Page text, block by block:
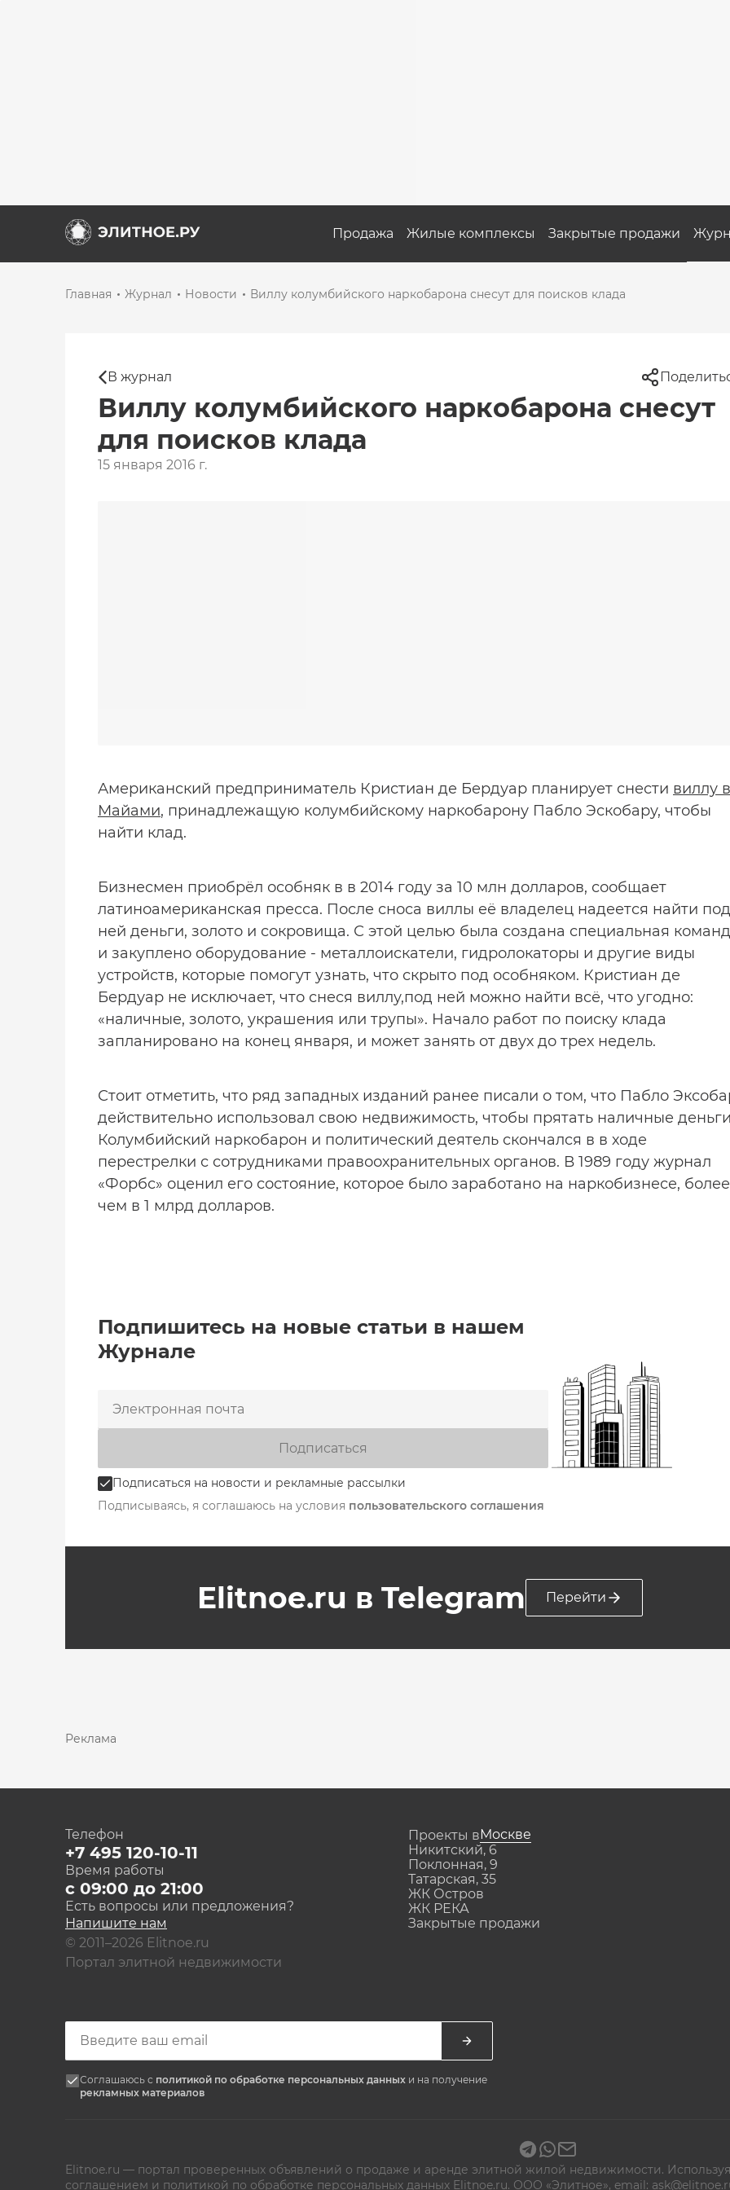
Продажа Жилые комплексы Закрытые продажи
Главная Журнал Новости Виллу колумбийского наркобарона снесут для поисков клада
В журнал
Виллу колумбийского наркобарона снесут
для поисков клада
15 января 2016 г.
Американский предприниматель Кристиан де Бердуар планирует снести виллу в
Майами, принадлежащую колумбийскому наркобарону Пабло Эскобару, чтобы
найти клад.
Бизнесмен приобрёл особняк в в 2014 году за 10 млн долларов, сообщает
латиноамериканская пресса. После сноса виллы её владелец надеется найти под
ней деньги, золото и сокровища. С этой целью была создана специальная
и закуплено оборудование - металлоискатели, гидролокаторы и другие виды
устройств, которые помогут узнать, что скрыто под особняком. Кристиан де
Бердуар не исключает, что снеся виллу,под ней можно найти всё, что угодно:
«наличные, золото, украшения или трупы». Начало работ по поиску клада
запланировано на конец января, и может занять от двух до трех недель.
Стоит отметить, что ряд западных изданий ранее писали о том, что Пабло
действительно использовал свою недвижимость, чтобы прятать наличные
Колумбийский наркобарон и политический деятель скончался в в ходе
перестрелки с сотрудниками правоохранительных органов. В 1989 году журнал
«Форбс» оценил его состояние, которое было заработано на наркобизнесе, более
чем в 1 млрд долларов.
Подпишитесь на новые статьи в нашем
Журнале
Подписаться на новости и рекламные рассылки
Подписаться
Подписываясь, я соглашаюсь на условия пользовательского соглашения
Elitnoe.ru в Telegram Перейти
Реклама
Телефон
+7 495 120-10-11
Время работы
с 09:00 до 21:00
Есть вопросы или предложения?
Напишите нам
© 2011–2026 Elitnoe.ru
Портал элитной недвижимости
Проекты вМоскве
Никитский, 6
Поклонная, 9
Татарская, 35
ЖК Остров
ЖК РЕКА
Закрытые продажи
Соглашаюсь с политикой по обработке персональных данных и на получение
рекламных материалов
Elitnoe.ru — портал проверенных объявлений о продаже и аренде элитной жилой недвижимости.
соглашением и политикой по обработке персональных данных Elitnoe.ru. ООО «Элитное», email: